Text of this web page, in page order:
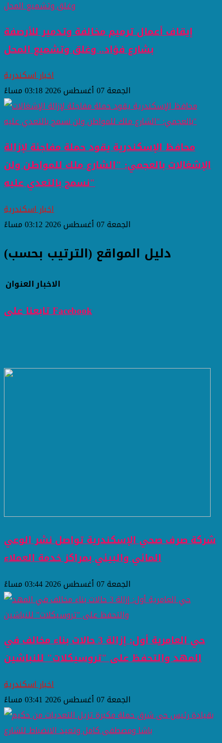
إيقاف أعمال ترميم مخالفة وتدمير للأرصفة
بشارع فؤاد.. وغلق وتشميع المحل
اخبار اسكندرية
الجمعة 07 أغسطس 2026 03:18 مساءً
محافظ الإسكندرية يقود حملة مفاجئة لإزالة
الإشغالات بالعجمي: "الشارع ملك للمواطن ولن
نسمح بالتعدي عليه"
اخبار اسكندرية
الجمعة 07 أغسطس 2026 03:12 مساءً
دليل المواقع (الترتيب بحسب)
العنوانالاخبار
تابعنا على Facebook
شركة صرف صحي الإسكندرية تواصل نشر الوعي
المائي والبيئي بمراكز خدمة العملاء
الجمعة 07 أغسطس 2026 03:44 مساءً
حي العامرية أول: إزالة 3 حالات بناء مخالف في
المهد والتحفظ على "تروسيكلات" للنباشين
اخبار اسكندرية
الجمعة 07 أغسطس 2026 03:41 مساءً